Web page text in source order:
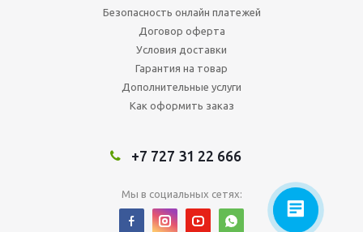
Безопасность онлайн платежей
Договор оферта
Условия доставки
Гарантия на товар
Дополнительные услуги
Как оформить заказ
+7 727 31 22 666
Мы в социальных сетях: